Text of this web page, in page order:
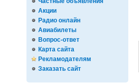
Акции
Радио онлайн
Авиабилеты
Вопрос-ответ
Карта сайта
Рекламодателям
Заказать сайт